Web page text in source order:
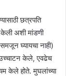
छत्रपति
केली अशी मांडणी
घ्यायचा नाही)
केले, एवढेच
केले होते. मुघलांच्या